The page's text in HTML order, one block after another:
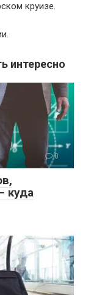
круизе.
интересно
0
куда